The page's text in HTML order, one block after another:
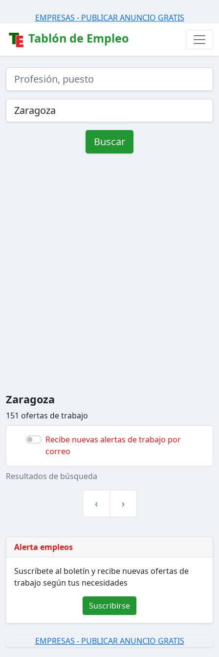
EMPRESAS - PUBLICAR ANUNCIO GRATIS
Tablón de Empleo
Buscar
Zaragoza
151 ofertas de trabajo
Recibe nuevas alertas de trabajo por
correo
Resultados de búsqueda
‹ ›
Alerta empleos
Suscríbete al boletín y recibe nuevas ofertas de
trabajo según tus necesidades
Suscribirse
EMPRESAS - PUBLICAR ANUNCIO GRATIS